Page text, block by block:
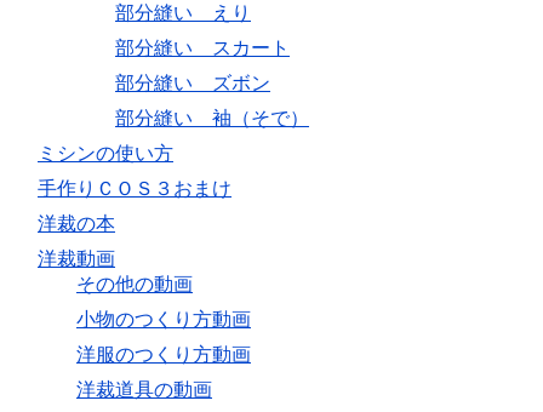
部分縫い えり
部分縫い スカート
部分縫い ズボン
部分縫い 袖（そで）
ミシンの使い方
手作りＣＯＳ３おまけ
洋裁の本
洋裁動画
その他の動画
小物のつくり方動画
洋服のつくり方動画
洋裁道具の動画